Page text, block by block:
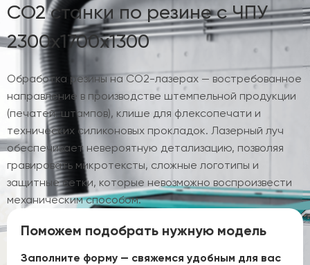
CO2 станки по резине с ЧПУ
2300х1700х1300
Обработка резины на CO2-лазерах — востребованное
направление в производстве штемпельной продукции
(печатей, штампов), клише для флексопечати и
технических силиконовых прокладок. Лазерный луч
обеспечивает невероятную детализацию, позволяя
гравировать микротексты, сложные логотипы и
защитные сетки, которые невозможно воспроизвести
механическим способом.
Поможем подобрать нужную модель
Заполните форму — свяжемся удобным для вас